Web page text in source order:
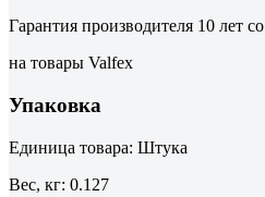
Гарантия производителя 10 лет
на товары Valfex
Упаковка
Единица товара: Штука
Вес, кг: 0.127